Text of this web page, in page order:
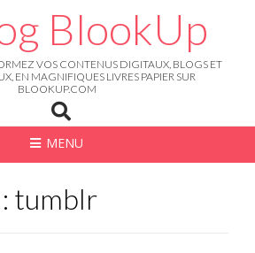
BlookUp
VOS CONTENUS DIGITAUX, BLOGS ET
EN MAGNIFIQUES LIVRES PAPIER SUR
BLOOKUP.COM
MENU
tumblr